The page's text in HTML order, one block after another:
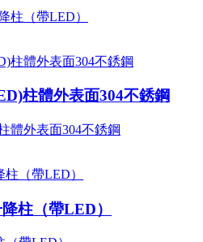
柱（帶LED）
柱體外表面304不銹鋼
體外表面304不銹鋼
柱（帶LED）